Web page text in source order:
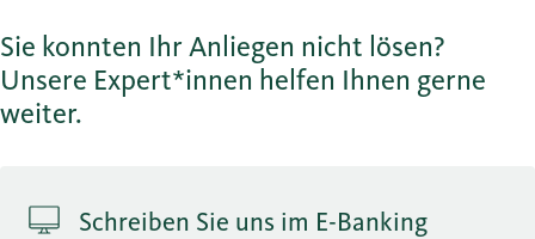
Sie konnten Ihr Anliegen nicht lösen?
Unsere Expert*innen helfen Ihnen gerne
weiter.
Schreiben Sie uns im E-Banking